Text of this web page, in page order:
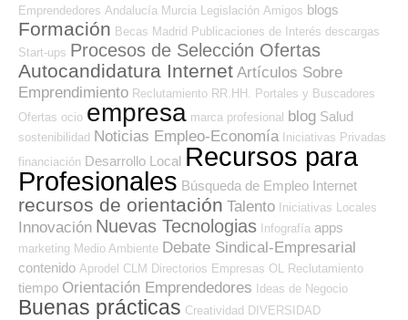
Emprendedores Andalucía Murcia Legislación Amigos blogs
Formación Becas Madrid Publicaciones de Interés descargas
Start-ups Procesos de Selección Ofertas
Autocandidatura Internet Artículos Sobre
Emprendimiento Reclutamiento RR.HH.
Portales y Buscadores
Ofertas ocio empresa marca profesional blog Salud
sostenibilidad Noticias Empleo-Economía Iniciativas Privadas
financiación Desarrollo Local Recursos para
Profesionales Búsqueda de Empleo Internet
recursos de orientación Talento Iniciativas Locales
Innovación Nuevas Tecnologias Infografía apps
marketing Medio Ambiente Debate Sindical-Empresarial
contenido Aprodel CLM Directorios Empresas OL Reclutamiento
tiempo Orientación Emprendedores Ideas de Negocio
Buenas prácticas Creatividad DIVERSIDAD